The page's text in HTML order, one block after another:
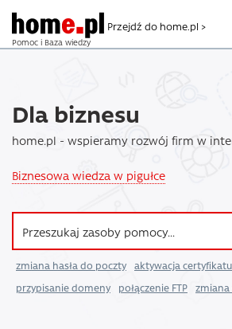
Pomoc i Baza wiedzy
Przejdź do home.pl >
Dla biznesu
home.pl - wspieramy rozwój firm w
Biznesowa wiedza w pigułce
zmiana hasła do poczty
aktywacja certyfikatu
przypisanie domeny
połączenie FTP zmiana